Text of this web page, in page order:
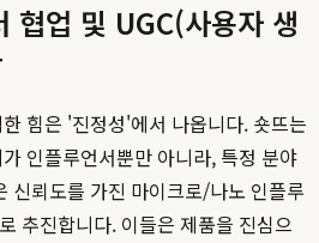
협업 및 UGC(사용자 생
힘은 '진정성'에서 나옵니다. 숏뜨는
인플루언서뿐만 아니라, 특정 분야
신뢰도를 가진 마이크로/나노 인플루
추진합니다. 이들은 제품을 진심으